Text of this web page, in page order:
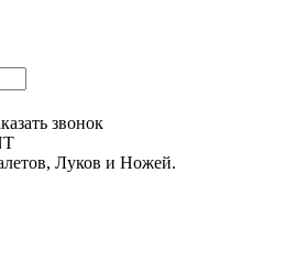
звонок
Луков и Ножей.